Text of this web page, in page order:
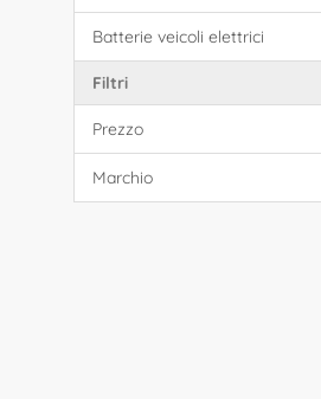
Batterie veicoli elettrici
Filtri
Prezzo
Marchio